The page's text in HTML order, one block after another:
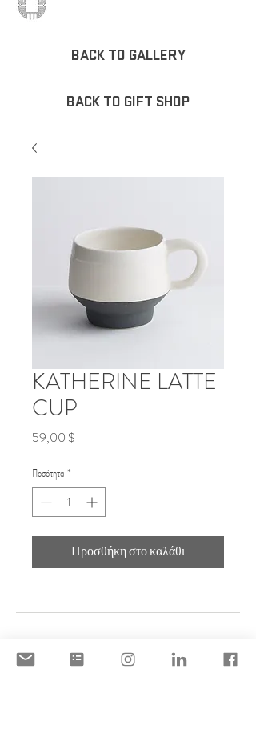
BACK TO GALLERY
BACK TO GIFT SHOP
KATHERINE LATTE
CUP
59,00 $
Ποσότητα *
Προσθήκη στο καλάθι